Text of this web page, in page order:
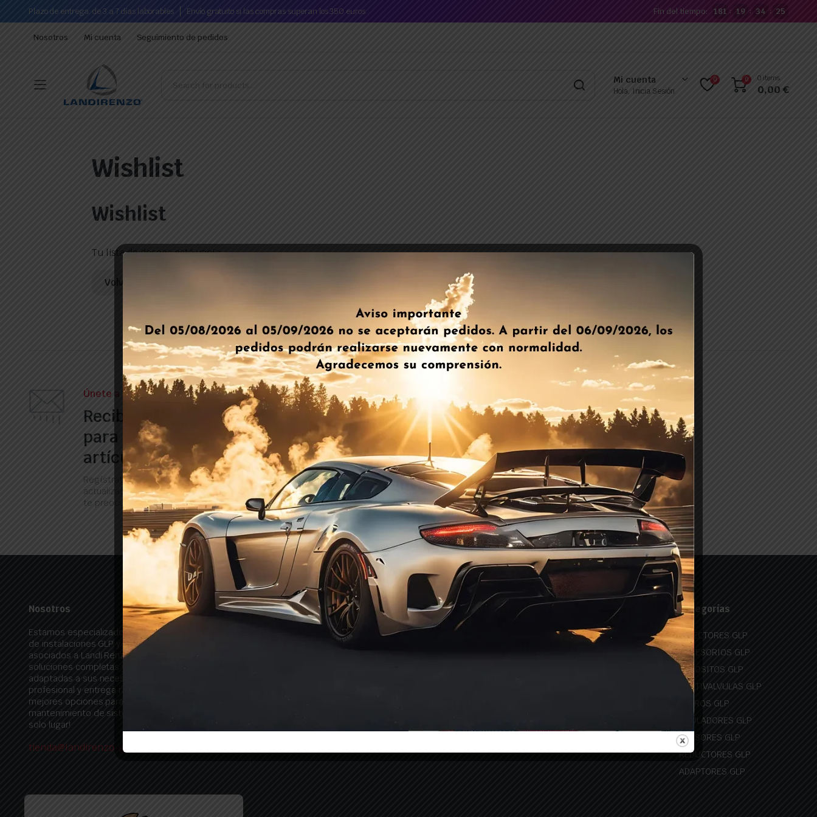
Plazo de entrega: de 3 a 7 días laborables Envío gratuito si las compras superan los 350 euros. Fin del tiempo: 181 : 19 : 34 : 25
Nosotros Mi cuenta Seguimiento de pedidos
Mi cuenta
Hola, Inicia Sesión
0 0 0 items
0,00€
Wishlist
Wishlist
Tu lista de deseos está vacía.
Volver a la tienda
Únete a nuestro boletín
Recibe nuestros correos electrónicos
para obtener información sobre nuevos
artículos, ofertas y mucho más.
Regístrate ahora para recibir las últimas
actualizaciones sobre promociones y cupones. ¡No
te preocupes, no somos spam!
Nosotros
Estamos especializados en la comercialización
de instalaciones GLP y todos los productos
asociados a Landi Renzo. Ofrecemos
soluciones completas y de alta calidad,
adaptadas a sus necesidades, con soporte
profesional y entrega rápida. ¡Descubra las
mejores opciones para la instalación y
mantenimiento de sistemas GLP, todo en un
solo lugar!
tienda@landirenzo-glp.es
¿Necesitas ayuda?
+34 676 088 610
Información útil
Mi cuenta
Categorías
INYECTORES GLP
ACCESORIOS GLP
DEPOSITOS GLP
MULTIVALVULAS GLP
FILTROS GLP
EMULADORES GLP
SENSORES GLP
REDUCTORES GLP
ADAPTORES GLP